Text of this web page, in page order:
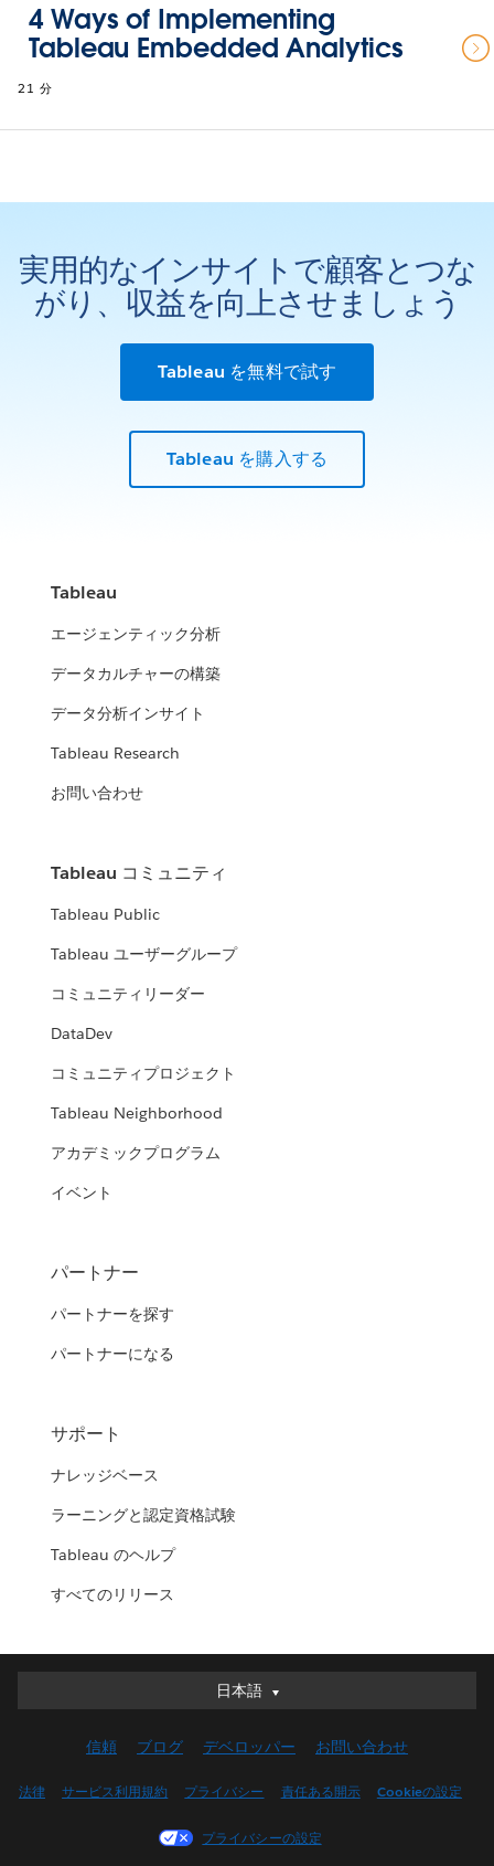
4 Ways of Implementing
Tableau Embedded Analytics
21 分
実用的なインサイトで顧客とつな
がり、収益を向上させましょう
Tableau を無料で試す
Tableau を購入する
Tableau
エージェンティック分析
データカルチャーの構築
データ分析インサイト
Tableau Research
お問い合わせ
Tableau コミュニティ
Tableau Public
Tableau ユーザーグループ
コミュニティリーダー
DataDev
コミュニティプロジェクト
Tableau Neighborhood
アカデミックプログラム
イベント
パートナー
パートナーを探す
パートナーになる
サポート
ナレッジベース
ラーニングと認定資格試験
Tableau のヘルプ
すべてのリリース
日本語
日本語
English (UK)
Français (Canada)
信頼 ブログ デベロッパー お問い合わせ
法律 サービス利用規約 プライバシー 責任ある開示 Cookieの設定
プライバシーの設定